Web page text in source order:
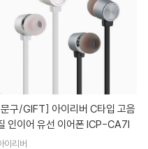
구/GIFT]
인이어 유선 이어폰 ICP-CA7I
이리버